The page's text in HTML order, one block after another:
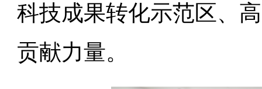
科技成果转化示范区、
贡献力量。